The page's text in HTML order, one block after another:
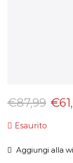
€87,99 €
Esaurito
Aggiungi alla